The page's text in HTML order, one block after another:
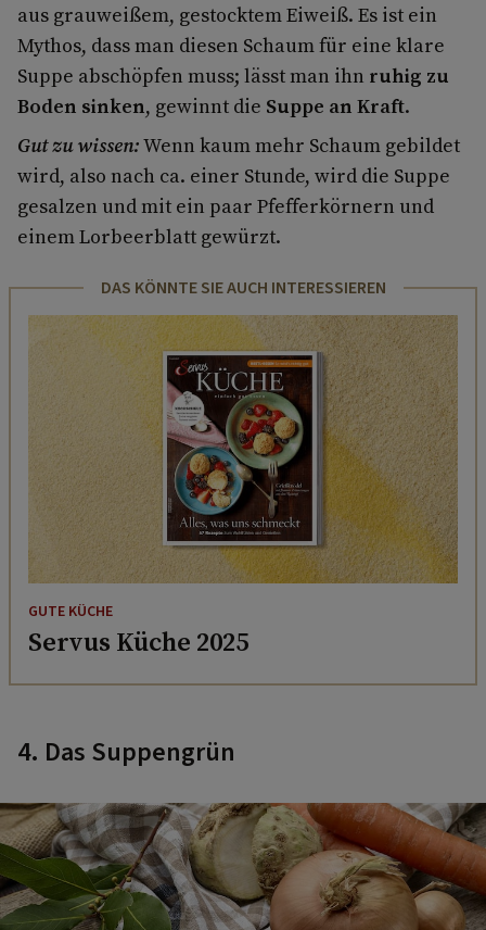
aus grauweißem, gestocktem Eiweiß. Es ist ein
Mythos, dass man diesen Schaum für eine klare
Suppe abschöpfen muss; lässt man ihn ruhig zu
Boden sinken, gewinnt die Suppe an Kraft.
Gut zu wissen:Wenn kaum mehr Schaum gebildet
wird, also nach ca. einer Stunde, wird die Suppe
gesalzen und mit ein paar Pfefferkörnern und
einem Lorbeerblatt gewürzt.
DAS KÖNNTE SIE AUCH INTERESSIEREN
GUTE KÜCHE
Servus Küche 2025
4. Das Suppengrün